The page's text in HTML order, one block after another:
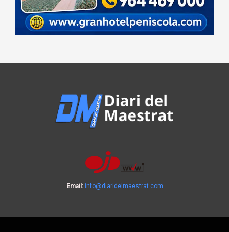
Email: info@diaridelmaestrat.com